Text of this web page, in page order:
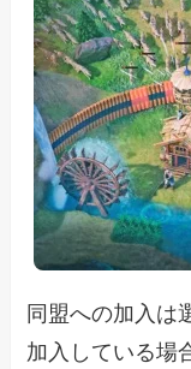
同盟への加入は
加入している場